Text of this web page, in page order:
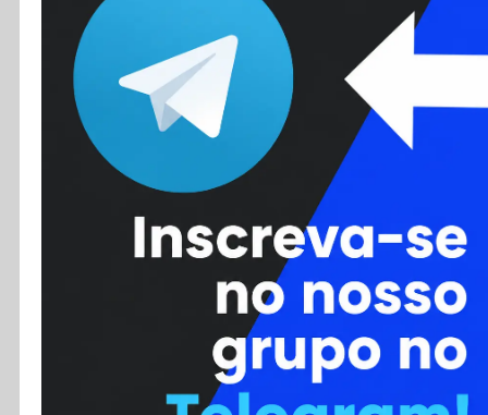
Colunas
Colaboradores
Cursos
Enviar Dica